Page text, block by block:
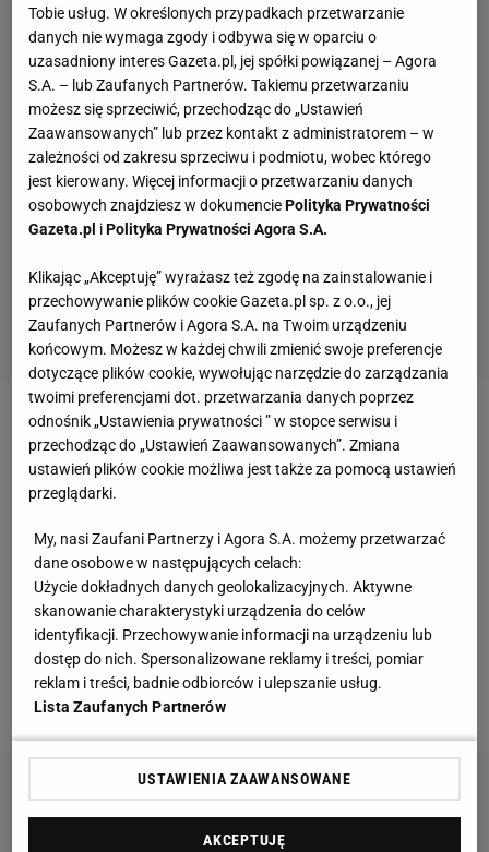
Od którego miasta zacząć naszą wycieczkę? To
zależy. Jeśli wolimy spokojniejszy start, miejmy na
uwadze, że Bratysława jest zdecydowanie mniej
Niezależnie od tego wyboru - będziemy się
przemieszczać dobrze utrzymaną, spokojną i
wiodącą przez takie też tereny rekreacyjną częścią
trasy EuroVelo, a to oznacza, że możemy liczyć na
odpowiedni standard i rzeczywiście tak jest.
Tobie usług. W określonych przypadkach przetwarzanie
danych nie wymaga zgody i odbywa się w oparciu o
uzasadniony interes Gazeta.pl, jej spółki powiązanej – Agora
S.A. – lub Zaufanych Partnerów. Takiemu przetwarzaniu
możesz się sprzeciwić, przechodząc do „Ustawień
Zaawansowanych” lub przez kontakt z administratorem – w
zależności od zakresu sprzeciwu i podmiotu, wobec którego
jest kierowany. Więcej informacji o przetwarzaniu danych
osobowych znajdziesz w dokumenciePolityka Prywatności
Gazeta.pl iPolityka Prywatności Agora S.A.
Klikając „Akceptuję” wyrażasz też zgodę na zainstalowanie i
przechowywanie plików cookie Gazeta.pl sp. z o.o., jej
Zaufanych Partnerów i Agora S.A. na Twoim urządzeniu
końcowym. Możesz w każdej chwili zmienić swoje preferencje
dotyczące plików cookie, wywołując narzędzie do zarządzania
twoimi preferencjami dot. przetwarzania danych poprzez
odnośnik „Ustawienia prywatności ” w stopce serwisu i
przechodząc do „Ustawień Zaawansowanych”. Zmiana
ustawień plików cookie możliwa jest także za pomocą ustawień
przeglądarki.
My, nasi Zaufani Partnerzy i Agora S.A. możemy przetwarzać
dane osobowe w następujących celach:
Użycie dokładnych danych geolokalizacyjnych. Aktywne
skanowanie charakterystyki urządzenia do celów
identyfikacji. Przechowywanie informacji na urządzeniu lub
dostęp do nich. Spersonalizowane reklamy i treści, pomiar
reklam i treści, badnie odbiorców i ulepszanie usług.
Lista Zaufanych Partnerów
USTAWIENIA ZAAWANSOWANE
AKCEPTUJĘ